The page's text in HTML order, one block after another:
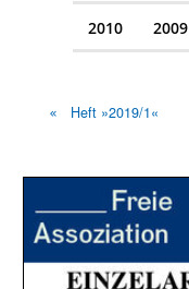
2010 2009
Heft »2019/1«